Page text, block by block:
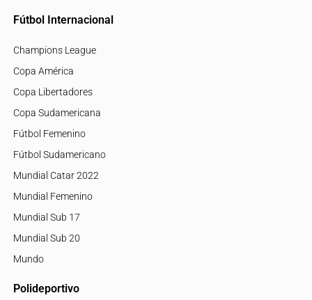
Fútbol Internacional
Champions League
Copa América
Copa Libertadores
Copa Sudamericana
Fútbol Femenino
Fútbol Sudamericano
Mundial Catar 2022
Mundial Femenino
Mundial Sub 17
Mundial Sub 20
Mundo
Polideportivo